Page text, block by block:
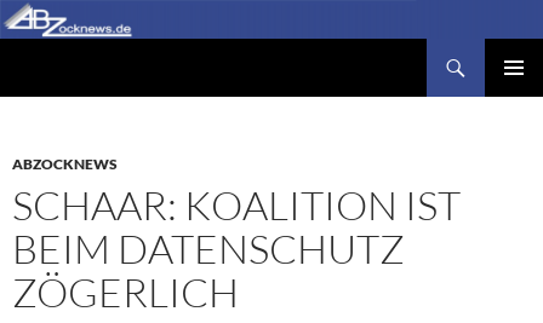
Zum
Inhalt
ABZOCKNEWS
SCHAAR: KOALITION IST
BEIM DATENSCHUTZ
ZÖGERLICH